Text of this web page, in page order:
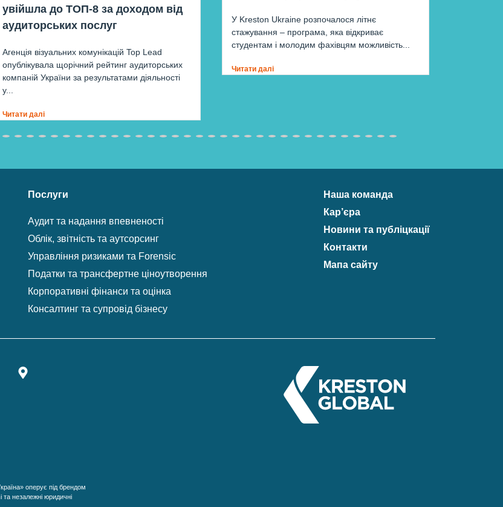
увійшла до ТОП-8 за доходом від
аудиторських послуг
Агенція візуальних комунікацій Top Lead
опублікувала щорічний рейтинг аудиторських
компаній України за результатами діяльності
у...
Читати далі
У Kreston Ukraine розпочалося літнє
стажування – програма, яка відкриває
студентам і молодим фахівцям можливість...
Читати далі
Послуги
Аудит та надання впевненості
Облік, звітність та аутсорсинг
Управління ризиками та Forensic
Податки та трансфертне ціноутворення
Корпоративні фінанси та оцінка
Консалтинг та супровід бізнесу
Наша команда
Кар’єра
Новини та публіцкації
Контакти
Мапа сайту
оперує під брендом
незалежні юридичні